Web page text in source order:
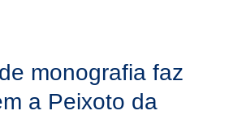
monografia faz
a Peixoto da